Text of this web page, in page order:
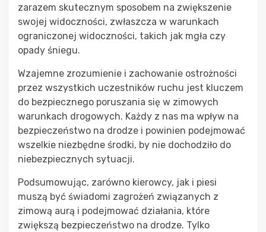
zarazem skutecznym sposobem na zwiększenie
swojej widoczności, zwłaszcza w warunkach
ograniczonej widoczności, takich jak mgła czy
opady śniegu.
Wzajemne zrozumienie i zachowanie ostrożności
przez wszystkich uczestników ruchu jest kluczem
do bezpiecznego poruszania się w zimowych
warunkach drogowych. Każdy z nas ma wpływ na
bezpieczeństwo na drodze i powinien podejmować
wszelkie niezbędne środki, by nie dochodziło do
niebezpiecznych sytuacji.
Podsumowując, zarówno kierowcy, jak i piesi
muszą być świadomi zagrożeń związanych z
zimową aurą i podejmować działania, które
zwiększą bezpieczeństwo na drodze. Tylko